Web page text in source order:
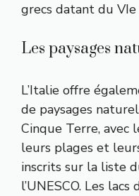
grecs datant du
Les paysages
L’Italie offre
de paysages
Cinque Terre, avec
leurs plages et
inscrits sur la liste
l’UNESCO. Les